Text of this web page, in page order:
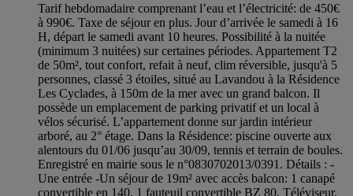
Tarif hebdomadaire comprenant l’eau et l’électricité: de 450€
à 990€. Taxe de séjour en plus. Jour d’arrivée le samedi à 16
H, départ le samedi avant 10 heures. Possibilité à la nuitée
(minimum 3 nuitées) sur certaines périodes. Appartement T2
de 50m², tout confort, refait à neuf, clim réversible, jusqu'à 5
personnes, classé 3 étoiles, situé au Lavandou à la Résidence
Les Cyclades, à 150m de la mer avec un grand balcon. Il
possède un emplacement de parking privatif et un local à
vélos sécurisé. L’appartement donne sur jardin intérieur
arboré, au 2° étage. Dans la Résidence: piscine ouverte aux
alentours du 01/06 jusqu’au 30/09, tennis et terrain de boules.
Enregistré en mairie sous le n°0830702013/0391. Détails : -
Une entrée -Un séjour de 19m² avec accès balcon: 1 canapé
convertible en 140, 1 fauteuil convertible BZ 80, Téléviseur,